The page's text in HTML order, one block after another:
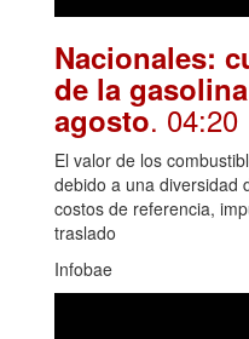
Nacionales:
de la
agosto. 04:20
El valor de los
debido a una diversidad
costos de referencia,
traslado
Infobae